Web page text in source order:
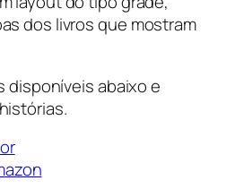
dos livros que mostram
disponíveis abaixo e